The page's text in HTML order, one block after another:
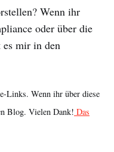
Wenn ihr
oder über die
es mir in den
Links. Wenn ihr über diese
Blog. Vielen Dank! Das